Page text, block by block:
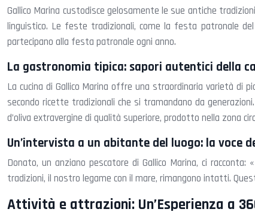
Gallico Marina custodisce gelosamente le sue antiche
linguistico. Le feste tradizionali, come la festa patronale
partecipano alla festa patronale ogni anno.
La gastronomia tipica: sapori autentici della
La cucina di Gallico Marina offre una straordinaria varietà di
secondo ricette tradizionali che si tramandano da
d’oliva extravergine di qualità superiore, prodotto nella zona
Un’intervista a un abitante del luogo: la voce
Donato, un anziano pescatore di Gallico Marina, ci
tradizioni, il nostro legame con il mare, rimangono intatti.
Attività e attrazioni: Un’Esperienza a